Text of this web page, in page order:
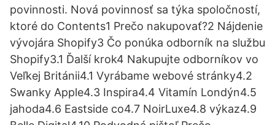
povinnosti. Nová povinnosť sa týka spoločností,
ktoré do Contents1 Prečo nakupovať?2 Nájdenie
vývojára Shopify3 Čo ponúka odborník na službu
Shopify3.1 Ďalší krok4 Nakupujte odborníkov vo
Veľkej Británii4.1 Vyrábame webové stránky4.2
Swanky Apple4.3 Inspira4.4 Vitamín Londýn4.5
jahoda4.6 Eastside co4.7 NoirLuxe4.8 výkaz4.9